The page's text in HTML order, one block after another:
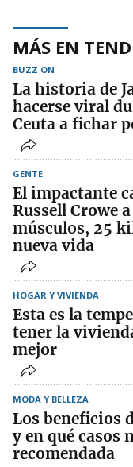
MÁS EN
BUZZ ON
La historia de
hacerse viral
Ceuta a fichar
GENTE
El impactante
Russell Crowe
músculos, 25
nueva vida
HOGAR Y VIVIENDA
Esta es la
tener la
mejor
MODA Y BELLEZA
Los beneficios
y en qué casos
recomendada